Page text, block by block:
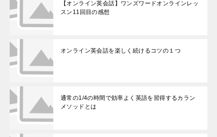
【オンライン英会話】ワンズワードオンラインレッ
スン11回目の感想
オンライン英会話を楽しく続けるコツの１つ
通常の1/4の時間で効率よく英語を習得するカラン
メソッドとは